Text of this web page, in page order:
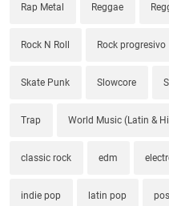
Rap Metal Reggae
Rock N Roll Rock progresivo
Skate Punk Slowcore
Trap World Music (Latin &
classic rock edm
indie pop latin pop